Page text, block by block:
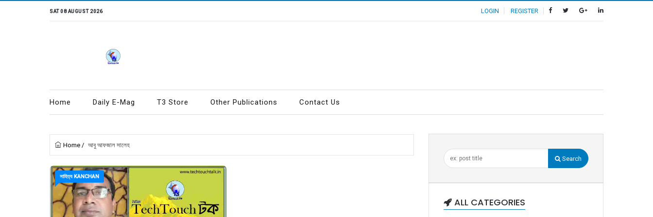
SAT 08 AUGUST 2026 LOGIN REGISTER
Home Daily E-Mag T3 Store Other Publications Contact Us
Home / আবু আফজাল সালেহ
সাহিত্য KANCHAN
Search
ALL CATEGORIES